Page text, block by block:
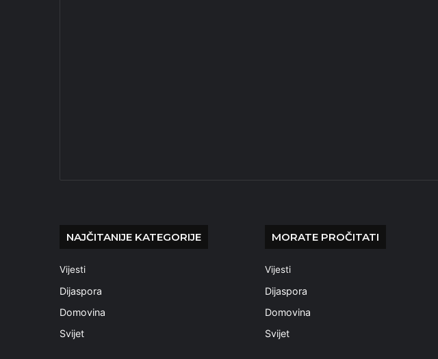
NAJČITANIJE KATEGORIJE
Vijesti
Dijaspora
Domovina
Svijet
MORATE PROČITATI
Vijesti
Dijaspora
Domovina
Svijet